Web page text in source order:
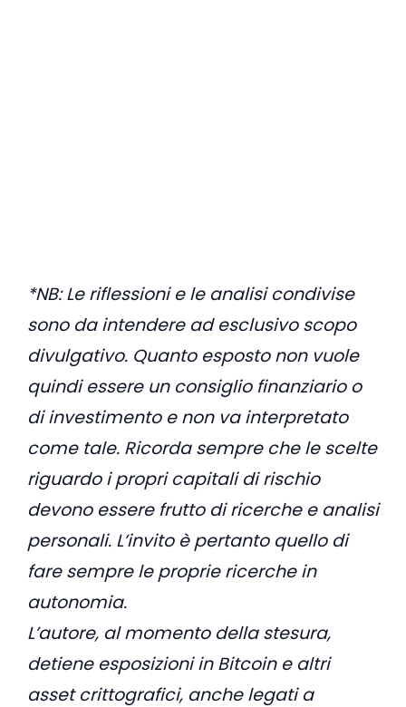
*NB: Le riflessioni e le analisi condivise
sono da intendere ad esclusivo scopo
divulgativo. Quanto esposto non vuole
quindi essere un consiglio finanziario o
di investimento e non va interpretato
come tale. Ricorda sempre che le scelte
riguardo i propri capitali di rischio
devono essere frutto di ricerche e analisi
personali. L’invito è pertanto quello di
fare sempre le proprie ricerche in
autonomia.
L’autore, al momento della stesura,
detiene esposizioni in Bitcoin e altri
asset crittografici, anche legati a